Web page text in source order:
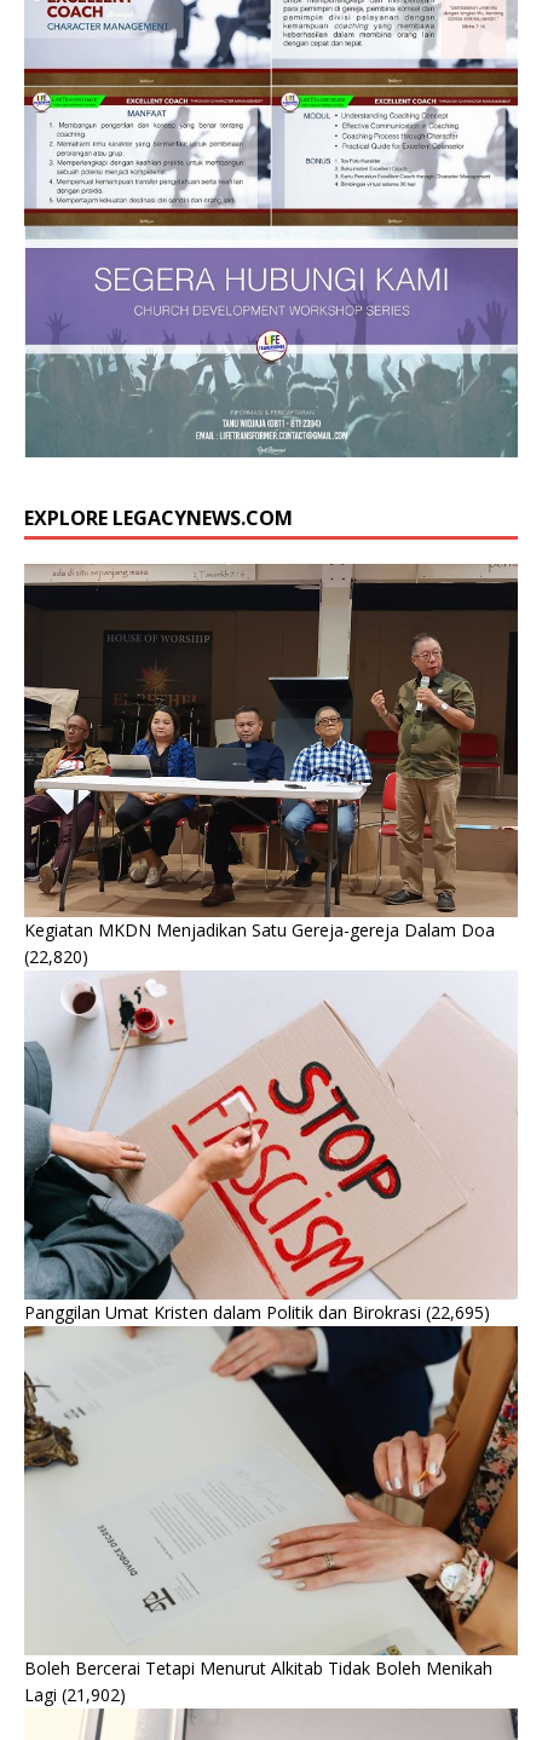
EXPLORE LEGACYNEWS.COM
Kegiatan MKDN Menjadikan Satu Gereja-gereja Dalam Doa
(22,820)
Panggilan Umat Kristen dalam Politik dan Birokrasi (22,695)
Boleh Bercerai Tetapi Menurut Alkitab Tidak Boleh Menikah
Lagi (21,902)